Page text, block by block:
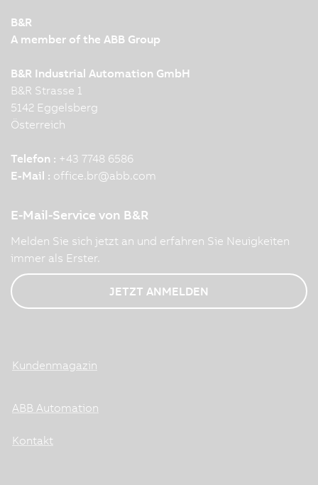
B&R
A member of the ABB Group
B&R Industrial Automation GmbH
B&R Strasse 1
5142 Eggelsberg
Österreich
Telefon : +43 7748 6586
E-Mail : office.br@abb.com
E-Mail-Service von B&R
Melden Sie sich jetzt an und erfahren Sie Neuigkeiten
immer als Erster.
JETZT ANMELDEN
Kundenmagazin
ABB Automation
Kontakt